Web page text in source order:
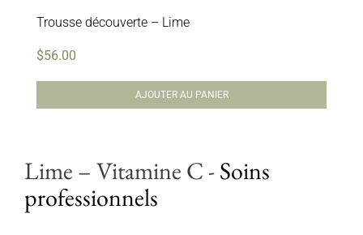
Trousse découverte – Lime
$56.00
AJOUTER AU PANIER
Lime – Vitamine C -Soins
professionnels